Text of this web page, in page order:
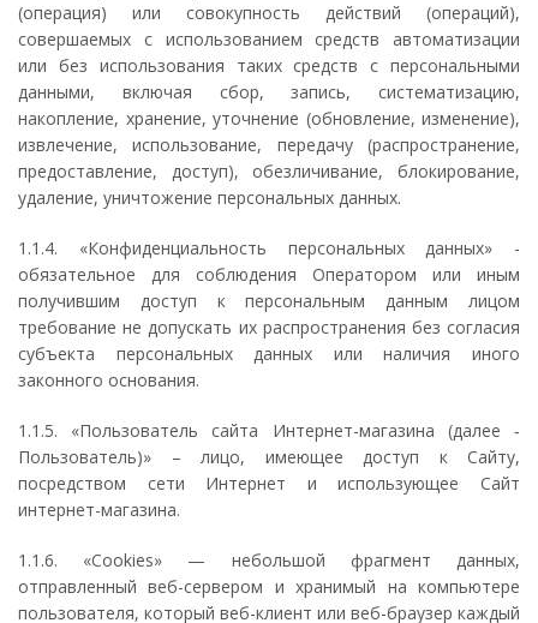
(операция) или совокупность действий (операций),
совершаемых с использованием средств автоматизации
или без использования таких средств с персональными
данными, включая сбор, запись, систематизацию,
накопление, хранение, уточнение (обновление, изменение),
извлечение, использование, передачу (распространение,
предоставление, доступ), обезличивание, блокирование,
удаление, уничтожение персональных данных.
1.1.4. «Конфиденциальность персональных данных» -
обязательное для соблюдения Оператором или иным
получившим доступ к персональным данным лицом
требование не допускать их распространения без согласия
субъекта персональных данных или наличия иного
законного основания.
1.1.5. «Пользователь сайта Интернет-магазина (далее ‑
Пользователь)» – лицо, имеющее доступ к Сайту,
посредством сети Интернет и использующее Сайт
интернет-магазина.
1.1.6. «Cookies» — небольшой фрагмент данных,
отправленный веб-сервером и хранимый на компьютере
пользователя, который веб-клиент или веб-браузер каждый